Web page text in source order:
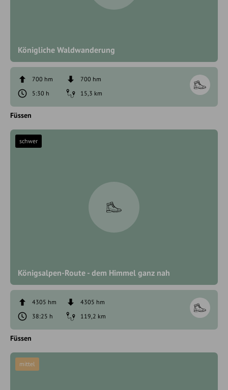
Königliche Waldwanderung
700 hm
700 hm
5:30 h
15,3 km
Füssen
Königsalpen-Route - dem Himmel ganz nah
schwer
4305 hm
4305 hm
38:25 h
119,2 km
Füssen
mittel